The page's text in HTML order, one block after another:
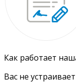
Как работает
Вас не